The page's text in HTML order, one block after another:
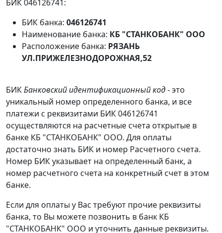
БИК 046126741:
БИК банка: 046126741
Наименование банка: КБ "СТАНКОБАНК" ООО
Расположение банка: РЯЗАНЬ
УЛ.ПРИЖЕЛЕЗНОДОРОЖНАЯ,52
БИКБанковский идентификационный код- это
уникальный номер определенного банка, и все
платежи с реквизитами БИК 046126741
осуществляются на расчетные счета открытые в
банке КБ "СТАНКОБАНК" ООО. Для оплаты
достаточно знать БИК и номер Расчетного счета.
Номер БИК указывает на определенный банк, а
номер расчетного счета на конкретный счет в этом
банке.
Если для оплаты у Вас требуют прочие реквизиты
банка, то Вы можете позвонить в банк КБ
"СТАНКОБАНК" ООО и уточнить данные реквизиты.